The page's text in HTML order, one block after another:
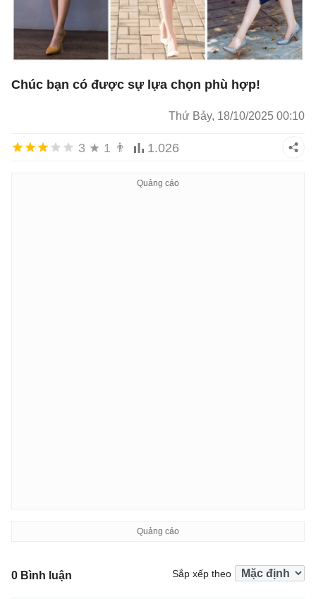
Chúc bạn có được sự lựa chọn phù hợp!
Thứ Bảy, 18/10/2025 00:10
3 ★ 1 👨 1.026
0 Bình luận Sắp xếp theo